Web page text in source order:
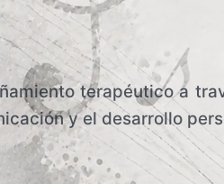
terapéutico a
y el desarrollo